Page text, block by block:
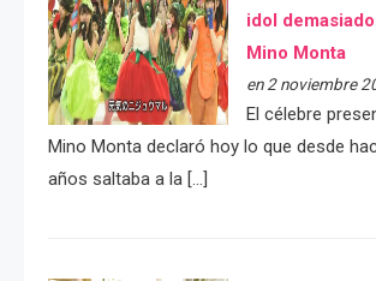
idol
Mino Monta
en 2 noviembre
El célebre
Mino Monta declaró hoy lo que desde
años saltaba a la […]